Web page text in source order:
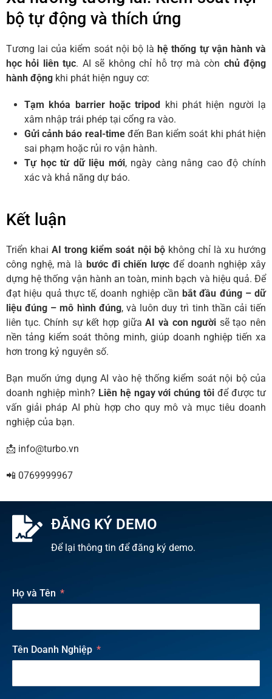
bộ tự động và thích ứng
Tương lai của kiểm soát nội bộ là hệ thống tự vận hành và
học hỏi liên tục. AI sẽ không chỉ hỗ trợ mà còn chủ động
hành động khi phát hiện nguy cơ:
Tạm khóa barrier hoặc tripod
khi phát hiện người lạ
xâm nhập trái phép tại cổng ra vào.
Gửi cảnh báo real-timeđến Ban kiểm soát khi phát hiện
sai phạm hoặc rủi ro vận hành.
Tự học từ dữ liệu mới, ngày càng nâng cao độ chính
xác và khả năng dự báo.
Kết luận
Triển khaiAI trong kiểm soát nội bộkhông chỉ là xu hướng
công nghệ, mà là bước đi chiến lược để doanh nghiệp xây
dựng hệ thống vận hành an toàn, minh bạch và hiệu quả. Để
đạt hiệu quả thực tế, doanh nghiệp cần bắt đầu đúng – dữ
liệu đúng – mô hình đúng, và luôn duy trì tinh thần cải tiến
liên tục. Chính sự kết hợp giữaAI và con người sẽ tạo nên
nền tảng kiểm soát thông minh, giúp doanh nghiệp tiến xa
hơn trong kỷ nguyên số.
Bạn muốn ứng dụng AI vào hệ thống kiểm soát nội bộ của
doanh nghiệp mình? Liên hệ ngay với chúng tôi để được tư
vấn giải pháp AI phù hợp cho quy mô và mục tiêu doanh
nghiệp của bạn.
📩 info@turbo.vn
📲 0769999967
ĐĂNG KÝ DEMO
Để lại thông tin để đăng ký demo.
Họ và Tên
Tên Doanh Nghiệp